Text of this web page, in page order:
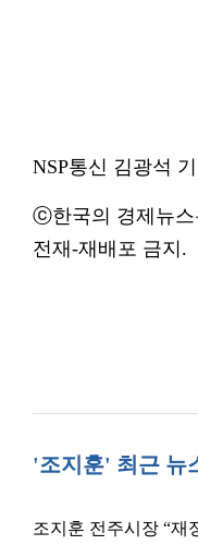
NSP통신 김광석 기
ⓒ한국의 경제뉴스
전재-재배포 금지.
'조지훈' 최근 뉴
조지훈 전주시장 “재